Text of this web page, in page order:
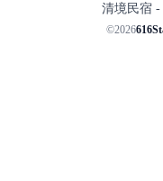
清境民宿
©2026